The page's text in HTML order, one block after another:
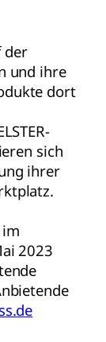
der
und ihre
dort
sich
ihrer
2023